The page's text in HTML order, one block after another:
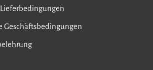
Geschäftsbedingungen